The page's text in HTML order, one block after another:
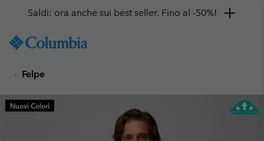
TO
SKIP
MAIN
NAV
Saldi: ora anche sui best seller. Fino al -50%!
Felpe
Nuovi Colori